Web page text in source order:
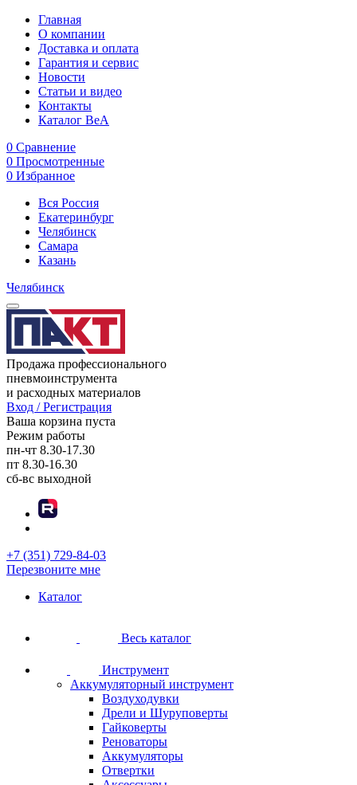
Главная
О компании
Доставка и оплата
Гарантия и сервис
Новости
Статьи и видео
Контакты
Каталог BeA
0 Сравнение
0 Просмотренные
0 Избранное
Вся Россия
Екатеринбург
Челябинск
Самара
Казань
Челябинск
Продажа профессионального
пневмоинструмента
и расходных материалов
Вход / Регистрация
Ваша корзина пуста
Режим работы
пн-чт 8.30-17.30
пт 8.30-16.30
сб-вс выходной
+7 (351) 729-84-03
Перезвоните мне
Каталог
Весь каталог
Инструмент
Аккумуляторный инструмент
Воздуходувки
Дрели и Шуруповерты
Гайковерты
Реноваторы
Аккумуляторы
Отвертки